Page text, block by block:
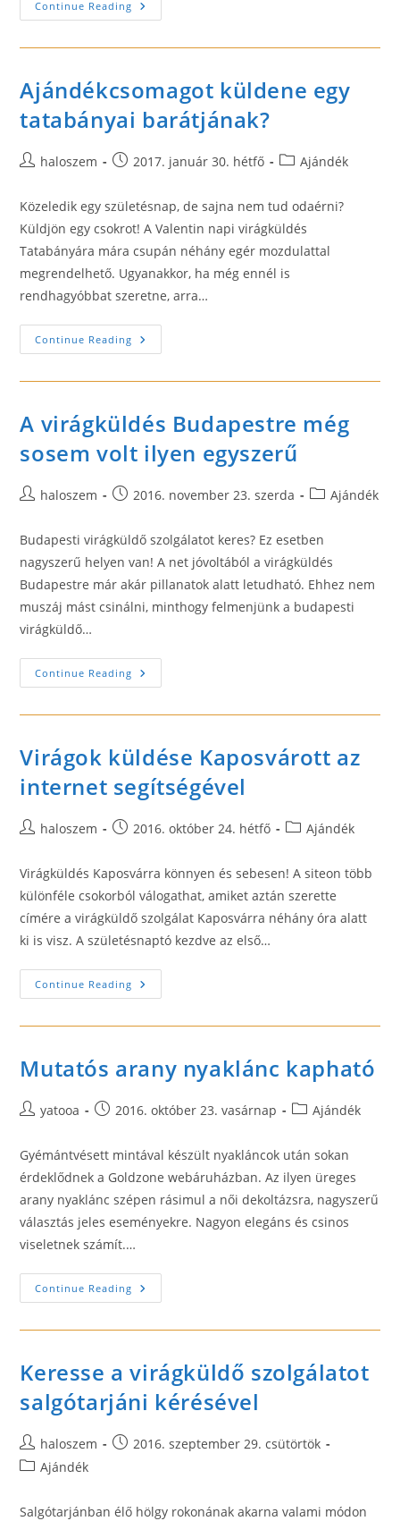
Continue Reading Intézzen
Valentin
Virágküldést
Ajándékcsomagot küldene egy
tatabányai barátjának?
Posthaloszem
Post2017. január 30. hétfő
PostAjándék
Közeledik egy születésnap, de sajna nem tud odaérni?
Küldjön egy csokrot! A Valentin napi virágküldés
Tatabányára mára csupán néhány egér mozdulattal
megrendelhető. Ugyanakkor, ha még ennél is
rendhagyóbbat szeretne, arra…
Continue Reading Ajándékcsomagot
Küldene
Tatabányai
A virágküldés Budapestre még
sosem volt ilyen egyszerű
Posthaloszem
Post2016. november 23. szerda
PostAjándék
Budapesti virágküldő szolgálatot keres? Ez esetben
nagyszerű helyen van! A net jóvoltából a virágküldés
Budapestre már akár pillanatok alatt letudható. Ehhez nem
muszáj mást csinálni, minthogy felmenjünk a budapesti
virágküldő…
Continue Reading A
Virágküldés
Még
Ilyen
Egyszerű
Virágok küldése Kaposvárott az
internet segítségével
Posthaloszem
Post2016. október 24. hétfő
PostAjándék
Virágküldés Kaposvárra könnyen és sebesen! A siteon több
különféle csokorból válogathat, amiket aztán szerette
címére a virágküldő szolgálat Kaposvárra néhány óra alatt
ki is visz. A születésnaptó kezdve az első…
Continue Reading Virágok
Küldése
Az
Mutatós arany nyaklánc kapható
Postyatooa
Post2016. október 23. vasárnap
PostAjándék
Gyémántvésett mintával készült nyakláncok után sokan
érdeklődnek a Goldzone webáruházban. Az ilyen üreges
arany nyaklánc szépen rásimul a női dekoltázsra, nagyszerű
választás jeles eseményekre. Nagyon elegáns és csinos
viseletnek számít.…
Continue Reading Mutatós
Arany
Kapható
Keresse a virágküldő szolgálatot
salgótarjáni kérésével
Post
author:
haloszem
Post2016. szeptember 29. csütörtök
PostAjándék
Salgótarjánban élő hölgy rokonának akarna valami módon